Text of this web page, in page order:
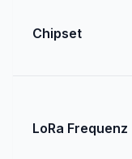
Chipset
LoRa Frequenz